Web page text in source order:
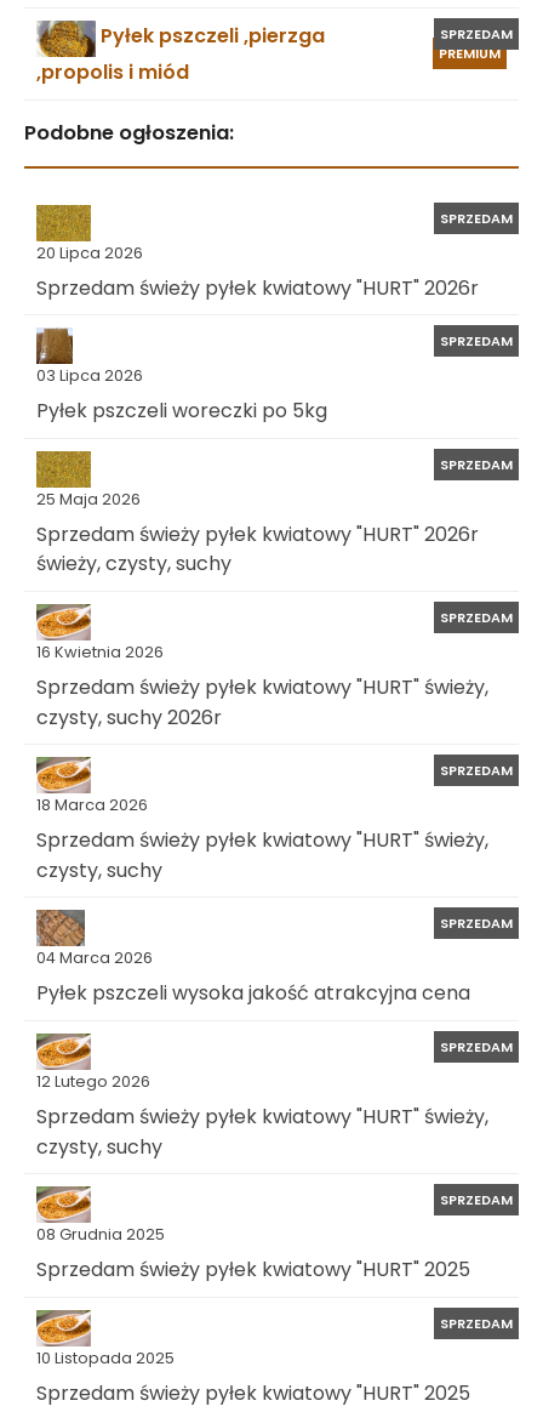
PREMIUM
SPRZEDAM
Pyłek pszczeli ,pierzga
,propolis i miód
Podobne ogłoszenia:
20 Lipca 2026
SPRZEDAM
Sprzedam świeży pyłek kwiatowy "HURT" 2026r
03 Lipca 2026
SPRZEDAM
Pyłek pszczeli woreczki po 5kg
25 Maja 2026
SPRZEDAM
Sprzedam świeży pyłek kwiatowy "HURT" 2026r
świeży, czysty, suchy
16 Kwietnia 2026
SPRZEDAM
Sprzedam świeży pyłek kwiatowy "HURT" świeży,
czysty, suchy 2026r
18 Marca 2026
SPRZEDAM
Sprzedam świeży pyłek kwiatowy "HURT" świeży,
czysty, suchy
04 Marca 2026
SPRZEDAM
Pyłek pszczeli wysoka jakość atrakcyjna cena
12 Lutego 2026
SPRZEDAM
Sprzedam świeży pyłek kwiatowy "HURT" świeży,
czysty, suchy
08 Grudnia 2025
SPRZEDAM
Sprzedam świeży pyłek kwiatowy "HURT" 2025
10 Listopada 2025
SPRZEDAM
Sprzedam świeży pyłek kwiatowy "HURT" 2025